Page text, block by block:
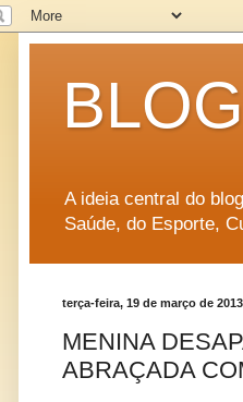
A ideia central do
Saúde, do Esporte,
terça-feira, 19 de março de 2013
MENINA
ABRAÇADA